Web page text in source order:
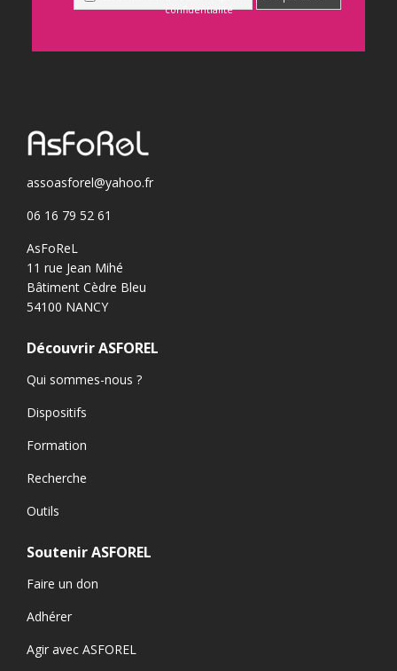
confidentialité
assoasforel@yahoo.fr
06 16 79 52 61
AsFoReL
11 rue Jean Mihé
Bâtiment Cèdre Bleu
54100 NANCY
Découvrir ASFOREL
Qui sommes-nous ?
Dispositifs
Formation
Recherche
Outils
Soutenir ASFOREL
Faire un don
Adhérer
Agir avec ASFOREL